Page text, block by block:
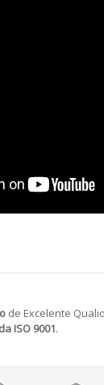
de Excelente
ISO 9001.